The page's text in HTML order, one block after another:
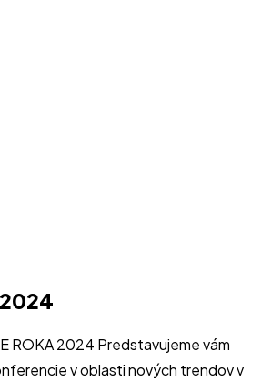
ROKA 2024 Predstavujeme vám
v oblasti nových trendov v